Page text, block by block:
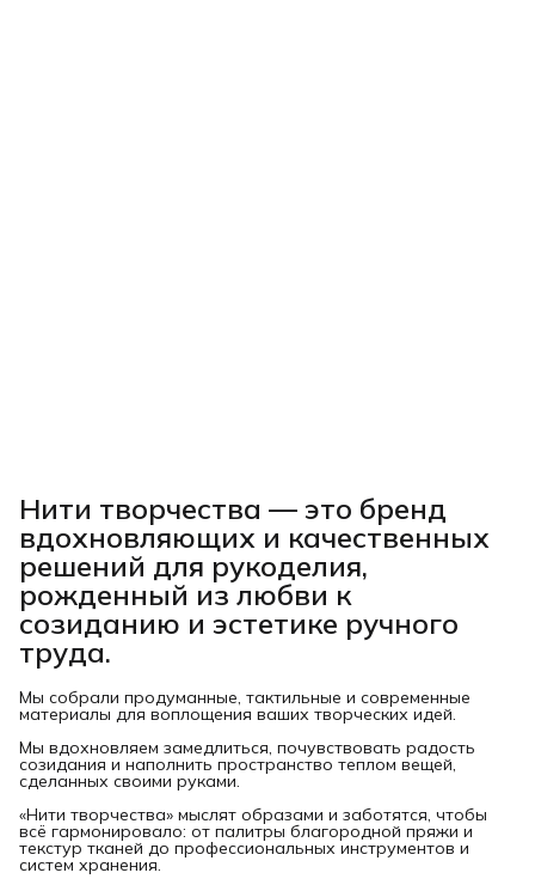
Нити творчества — это бренд
вдохновляющих и качественных
решений для рукоделия,
рожденный из любви к
созиданию и эстетике ручного
труда.
Мы собрали продуманные, тактильные и современные
материалы для воплощения ваших творческих идей.
Мы вдохновляем замедлиться, почувствовать радость
созидания и наполнить пространство теплом вещей,
сделанных своими руками.
«Нити творчества» мыслят образами и заботятся, чтобы
всё гармонировало: от палитры благородной пряжи и
текстур тканей до профессиональных инструментов и
систем хранения.